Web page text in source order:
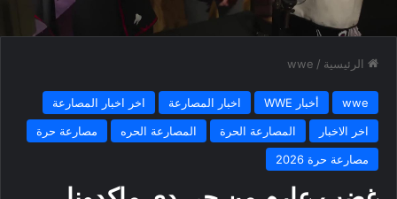
الرئيسية /
wwe
wwe أخبار WWE اخبار المصارعة
اخر اخبار المصارعة
اخر الاخبار
المصارعة الحرة المصارعة الحره
مصارعة حرة
مصارعة حرة 2026